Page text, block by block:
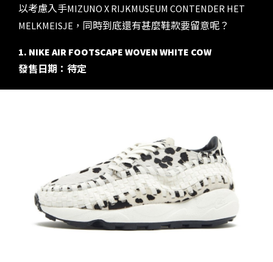
以考慮入手MIZUNO X RIJKMUSEUM CONTENDER HET
MELKMEISJE，同時到底還有甚麼鞋款要留意呢？
1. NIKE AIR FOOTSCAPE WOVEN WHITE COW
發售日期：待定